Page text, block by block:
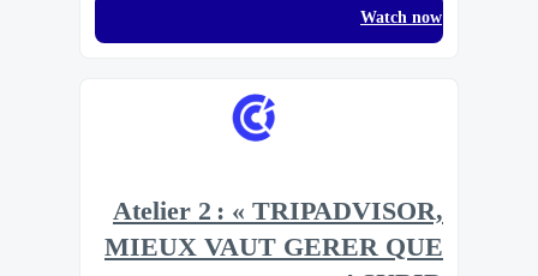
Watch now
Atelier 2 : « TRIPADVISOR,
MIEUX VAUT GERER QUE